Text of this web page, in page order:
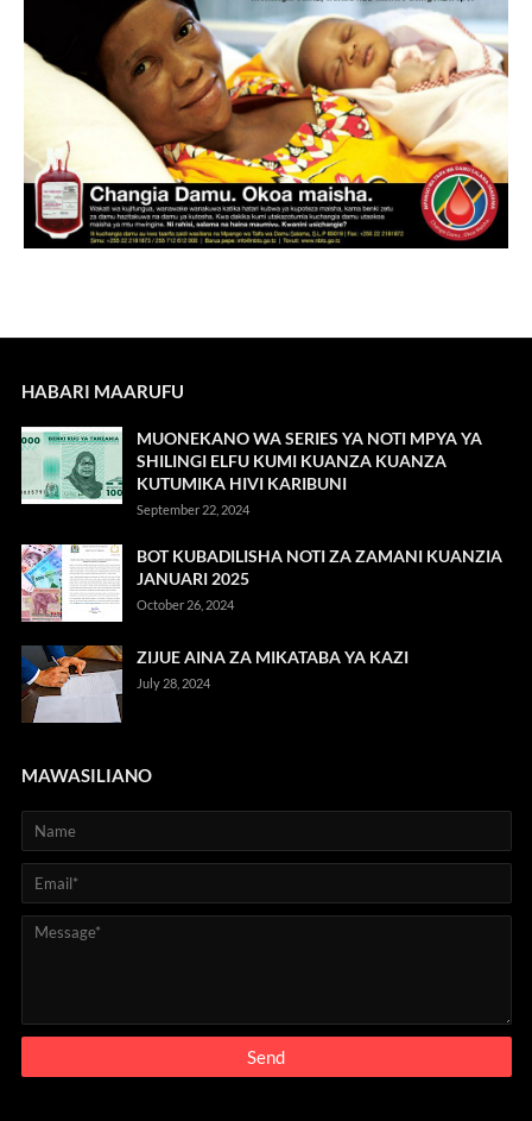
HABARI MAARUFU
MUONEKANO WA SERIES YA NOTI MPYA YA
SHILINGI ELFU KUMI KUANZA KUANZA
KUTUMIKA HIVI KARIBUNI
September 22, 2024
BOT KUBADILISHA NOTI ZA ZAMANI KUANZIA
JANUARI 2025
October 26, 2024
ZIJUE AINA ZA MIKATABA YA KAZI
July 28, 2024
MAWASILIANO